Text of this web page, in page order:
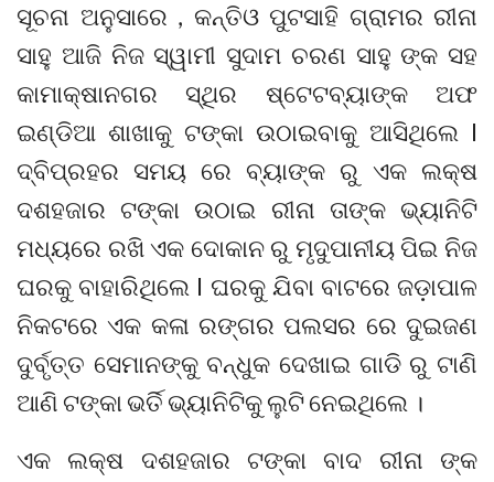
ସୂଚନା ଅନୁସାରେ , କନ୍ତିଓ ପୁଟସାହି ଗ୍ରାମର ରୀନା
ସାହୁ ଆଜି ନିଜ ସ୍ୱାମୀ ସୁଦାମ ଚରଣ ସାହୁ ଙ୍କ ସହ
କାମାକ୍ଷାନଗର ସ୍ଥିର ଷ୍ଟେଟବ୍ୟାଙ୍କ ଅଫ
ଇଣ୍ଡିଆ ଶାଖାକୁ ଟଙ୍କା ଉଠାଇବାକୁ ଆସିଥିଲେ l
ଦ୍ବିପ୍ରହର ସମୟ ରେ ବ୍ୟାଙ୍କ ରୁ ଏକ ଲକ୍ଷ
ଦଶହଜାର ଟଙ୍କା ଉଠାଇ ରୀନା ତାଙ୍କ ଭ୍ୟାନିଟି
ମଧ୍ୟରେ ରଖି ଏକ ଦୋକାନ ରୁ ମୃଦୁପାନୀୟ ପିଇ ନିଜ
ଘରକୁ ବାହାରିଥିଲେ l ଘରକୁ ଯିବା ବାଟରେ ଜଡ଼ାପାଳ
ନିକଟରେ ଏକ କଳା ରଙ୍ଗର ପଲସର ରେ ଦୁଇଜଣ
ଦୁର୍ବୃତ୍ତ ସେମାନଙ୍କୁ ବନ୍ଧୁକ ଦେଖାଇ ଗାଡି ରୁ ଟାଣି
ଆଣି ଟଙ୍କା ଭର୍ତି ଭ୍ୟାନିଟିକୁ ଲୁଟି ନେଇଥିଲେ ।
ଏକ ଲକ୍ଷ ଦଶହଜାର ଟଙ୍କା ବାଦ ରୀନା ଙ୍କ